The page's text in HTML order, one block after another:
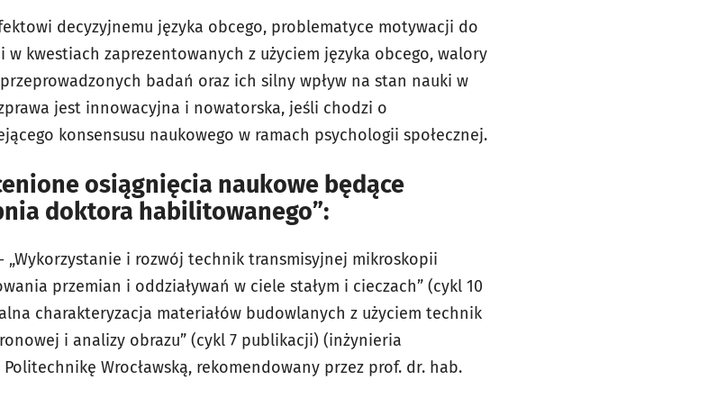
decyzyjnemu języka obcego, problematyce motywacji do
kwestiach zaprezentowanych z użyciem języka obcego, walory
badań oraz ich silny wpływ na stan nauki w
jest innowacyjna i nowatorska, jeśli chodzi o
konsensusu naukowego w ramach psychologii społecznej.
osiągnięcia naukowe będące
doktora habilitowanego”:
- „Wykorzystanie i rozwój technik transmisyjnej mikroskopii
przemian i oddziaływań w ciele stałym i cieczach” (cykl 10
charakteryzacja materiałów budowlanych z użyciem technik
i analizy obrazu” (cykl 7 publikacji) (inżynieria
Politechnikę Wrocławską, rekomendowany przez prof. dr. hab.